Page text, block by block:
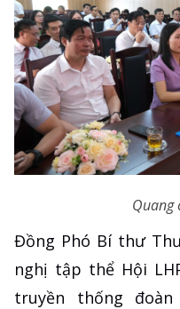
Quang
Đồng Phó Bí thư
nghị tập thể Hội
truyền thống